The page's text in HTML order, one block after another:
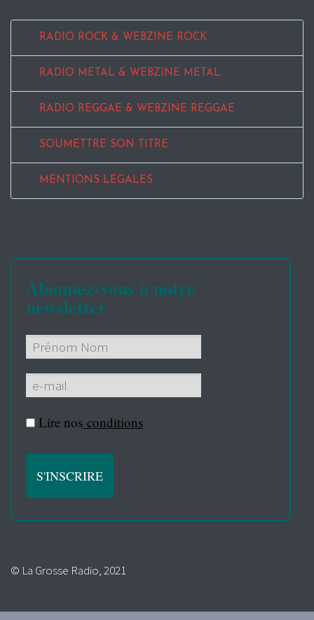
RADIO ROCK & WEBZINE ROCK
RADIO METAL & WEBZINE METAL
RADIO REGGAE & WEBZINE REGGAE
SOUMETTRE SON TITRE
MENTIONS LEGALES
Abonnez-vous à notre
newsletter
Lire nos conditions
© La Grosse Radio, 2021